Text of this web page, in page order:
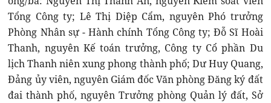
Tổng Công ty; Lê Thị Diệp Cẩm, nguyên Phó trưởng
Phòng Nhân sự - Hành chính Tổng Công ty; Đỗ Sĩ Hoài
Thanh, nguyên Kế toán trưởng, Công ty Cổ phần Du
lịch Thanh niên xung phong thành phố; Dư Huy Quang,
Đảng ủy viên, nguyên Giám đốc Văn phòng Đăng ký đất
đai thành phố, nguyên Trưởng phòng Quản lý đất, Sở